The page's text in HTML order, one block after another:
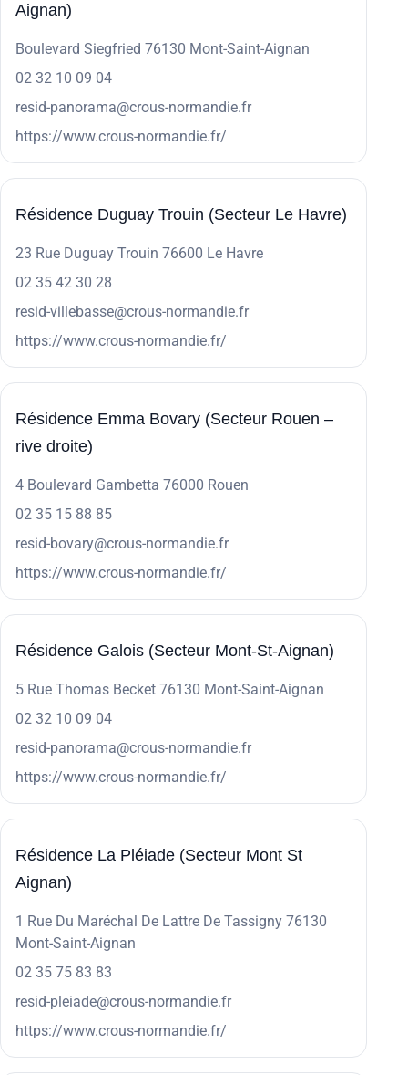
Aignan)
Boulevard Siegfried 76130 Mont-Saint-Aignan
02 32 10 09 04
resid-panorama@crous-normandie.fr
https://www.crous-normandie.fr/
Résidence Duguay Trouin (Secteur Le Havre)
23 Rue Duguay Trouin 76600 Le Havre
02 35 42 30 28
resid-villebasse@crous-normandie.fr
https://www.crous-normandie.fr/
Résidence Emma Bovary (Secteur Rouen –
rive droite)
4 Boulevard Gambetta 76000 Rouen
02 35 15 88 85
resid-bovary@crous-normandie.fr
https://www.crous-normandie.fr/
Résidence Galois (Secteur Mont-St-Aignan)
5 Rue Thomas Becket 76130 Mont-Saint-Aignan
02 32 10 09 04
resid-panorama@crous-normandie.fr
https://www.crous-normandie.fr/
Résidence La Pléiade (Secteur Mont St
Aignan)
1 Rue Du Maréchal De Lattre De Tassigny 76130
Mont-Saint-Aignan
02 35 75 83 83
resid-pleiade@crous-normandie.fr
https://www.crous-normandie.fr/